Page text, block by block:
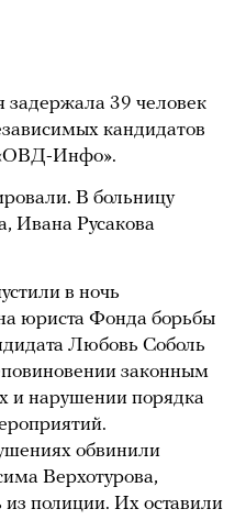
39 человек
кандидатов
Инфо».
В больницу
Ивана Русакова
в ночь
юриста Фонда борьбы
Любовь Соболь
законным
и нарушении порядка
обвинили
Верхотурова,
полиции. Их оставили